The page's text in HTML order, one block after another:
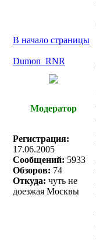
В начало страницы
Dumon_RNR
Модератор
Регистрация:
17.06.2005
Сообщений: 5933
Обзоров: 74
Откуда: чуть не
доезжая Москвы